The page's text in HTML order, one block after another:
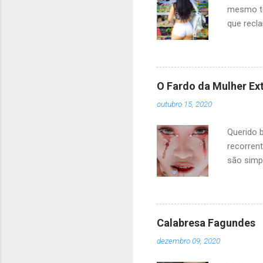
mesmo
que
suas
escroto
os
direito
O Fardo da Mulher
outubro 15, 2020
Querido
são
estável
ou
de ser
Calabresa Fagundes
dezembro 09, 2020